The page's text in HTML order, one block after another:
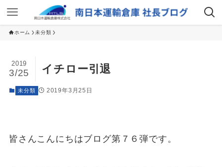
ホーム 未分類
イチロー引退
2019
3/25
未分類 2019年3月25日
皆さんこんにちはブログ第７６弾です。